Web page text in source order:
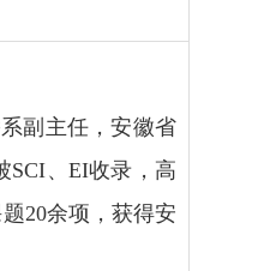
副主任，安徽省
SCI、EI收录，高
20余项，获得安